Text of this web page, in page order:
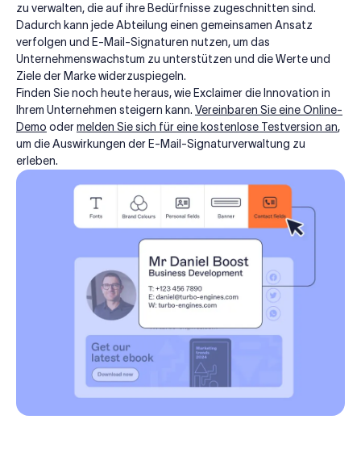
zu verwalten, die auf ihre Bedürfnisse zugeschnitten sind.
Dadurch kann jede Abteilung einen gemeinsamen Ansatz
verfolgen und E-Mail-Signaturen nutzen, um das
Unternehmenswachstum zu unterstützen und die Werte und
Ziele der Marke widerzuspiegeln.
Finden Sie noch heute heraus, wie Exclaimer die Innovation in
Ihrem Unternehmen steigern kann. Vereinbaren Sie eine Online-
Demo odermelden Sie sich für eine kostenlose Testversion an,
um die Auswirkungen der E-Mail-Signaturverwaltung zu
erleben.